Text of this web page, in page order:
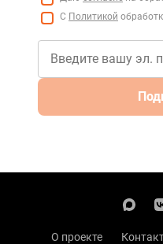
С Политикой
О проекте